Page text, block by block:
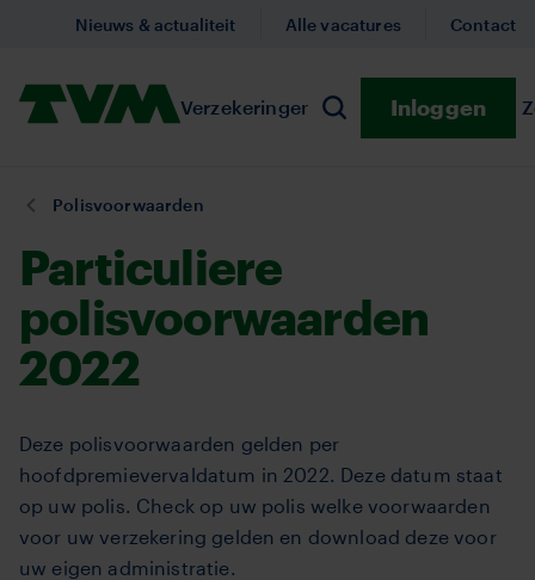
Overslaan
de
Homepage,
Verzekeringen SubmenuPreventie
Zoeken
Inloggen
Nieuws & actualiteit Alle vacatures Contact
U
hier:
Polisvoorwaarden
Particuliere
polisvoorwaarden
2022
Deze polisvoorwaarden gelden per
hoofdpremievervaldatum in 2022. Deze datum staat
op uw polis. Check op uw polis welke voorwaarden
voor uw verzekering gelden en download deze voor
uw eigen administratie.